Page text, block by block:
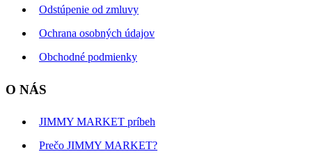
Odstúpenie od zmluvy
Ochrana osobných údajov
Obchodné podmienky
O NÁS
JIMMY MARKET príbeh
Prečo JIMMY MARKET?